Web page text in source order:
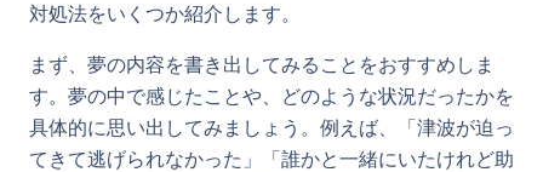
対処法をいくつか紹介します。
まず、夢の内容を書き出してみることをおすすめしま
す。夢の中で感じたことや、どのような状況だったかを
具体的に思い出してみましょう。例えば、「津波が迫っ
てきて逃げられなかった」「誰かと一緒にいたけれど助